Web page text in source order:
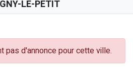
LE-PETIT
pas d'annonce pour cette ville.